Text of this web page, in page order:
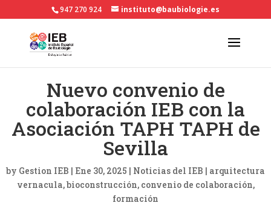
947 270 924 instituto@baubiologie.es
Nuevo convenio de
colaboración IEB con la
Asociación TAPH TAPH de
Sevilla
by Gestion IEB | Ene 30, 2025 | Noticias del IEB | arquitectura
vernacula bioconstrucción convenio de colaboración
formación